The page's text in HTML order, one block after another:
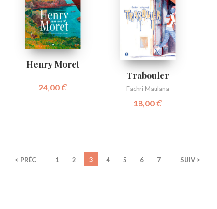
Henry Moret
24,00€
Trabouler
Fachri Maulana
18,00€
< PRÉC 1 2 3 4 5 6 7 SUIV >